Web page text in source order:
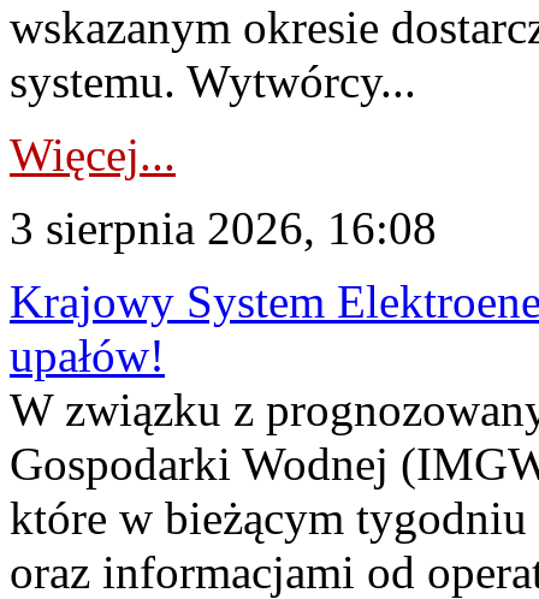
wskazanym okresie
systemu. Wytwórcy...
Więcej...
3 sierpnia 2026, 16:08
Krajowy System
upałów!
W związku z
Gospodarki Wodnej
które w bieżącym tygodniu
oraz informacjami od